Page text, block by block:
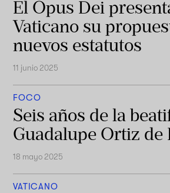
El Opus Dei
Vaticano su
nuevos estatutos
11 junio 2025
FOCO
Seis años de la
Guadalupe Ortiz de
18 mayo 2025
VATICANO